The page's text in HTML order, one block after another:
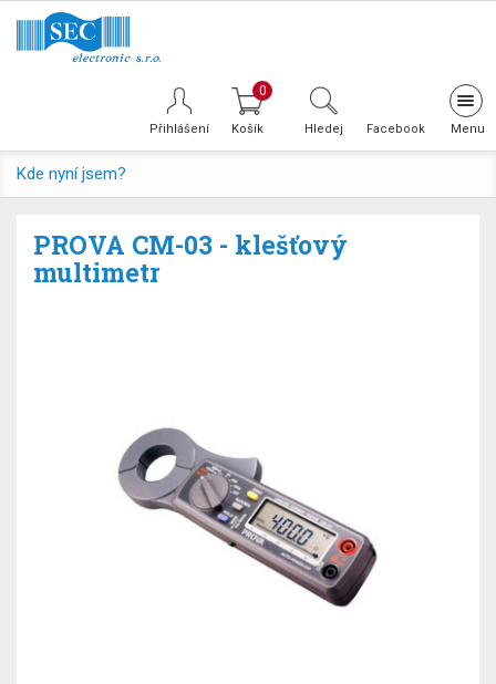
Přihlášení
0
Hledej Facebook
Kde nyní jsem?
PROVA CM-03 - klešťový
multimetr